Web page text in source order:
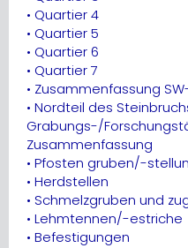
• Quartier 4
• Quartier 5
• Quartier 6
• Quartier 7
• Zusammenfassung
• Nordteil des
Grabungs-/
Zusammenfassung
• Pfosten gruben/-
• Herdstellen
• Schmelzgruben und
• Lehmtennen/-estriche
• Befestigungen